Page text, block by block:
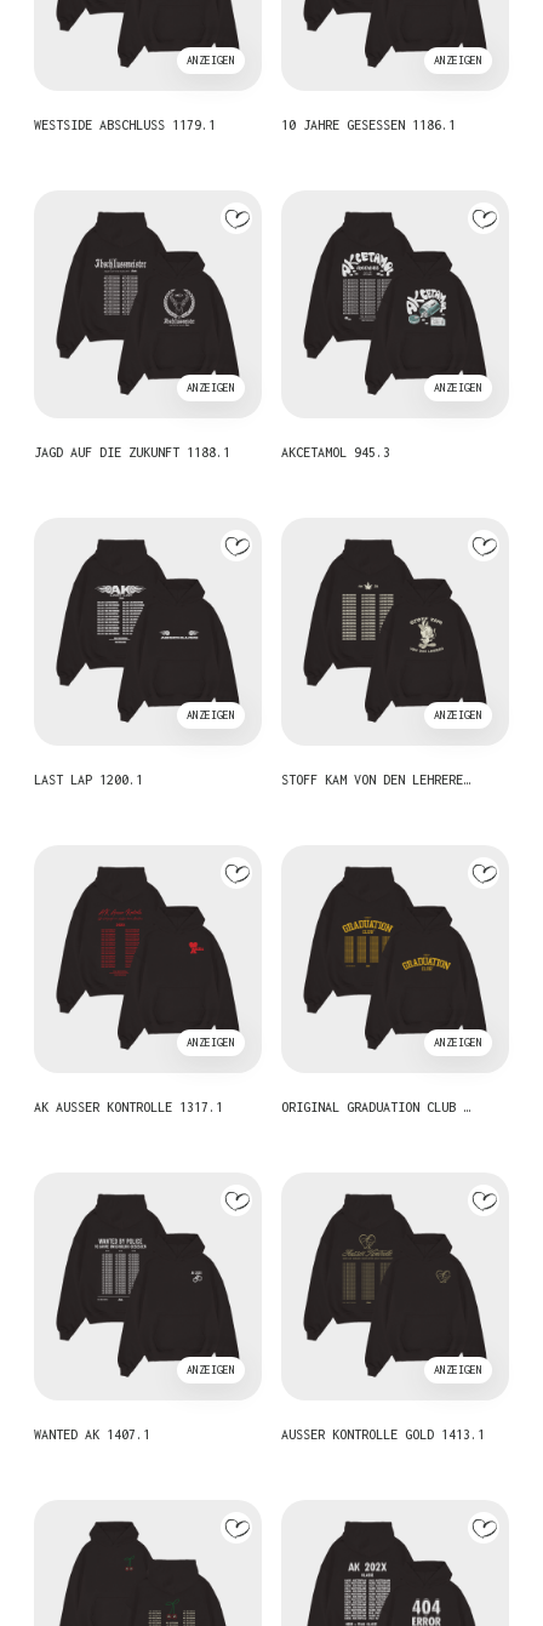
ANZEIGEN
WESTSIDE ABSCHLUSS 1179.1
ANZEIGEN
10 JAHRE GESESSEN 1186.1
ANZEIGEN
JAGD AUF DIE ZUKUNFT 1188.1
ANZEIGEN
AKCETAMOL 945.3
ANZEIGEN
LAST LAP 1200.1
ANZEIGEN
STOFF KAM VON DEN LEHRERE…
ANZEIGEN
AK AUSSER KONTROLLE 1317.1
ANZEIGEN
ORIGINAL GRADUATION CLUB …
ANZEIGEN
WANTED AK 1407.1
ANZEIGEN
AUSSER KONTROLLE GOLD 1413.1